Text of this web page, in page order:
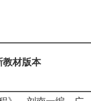
教材版本